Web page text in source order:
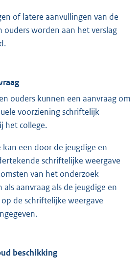
of latere aanvullingen van de
ouders worden aan het verslag
ouders kunnen een aanvraag om
voorziening schriftelijk
het college.
kan een door de jeugdige en
schriftelijke weergave
van het onderzoek
als aanvraag als de jeugdige en
de schriftelijke weergave
beschikking